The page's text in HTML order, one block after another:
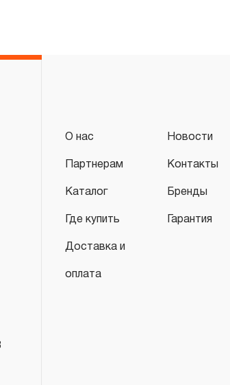
2.1 На инструмент,
СХЕМУ (МЕХАНИЗМ)
гарантии», в связи с
повышенным износом при
интенсивности.
до одного месяца.
изделия. В отдельных
О нас Новости
Партнерам Контакты
Каталог Бренды
Где купить Гарантия
Доставка и
оплата